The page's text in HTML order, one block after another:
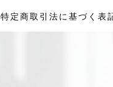
特定商取引法に基づく表